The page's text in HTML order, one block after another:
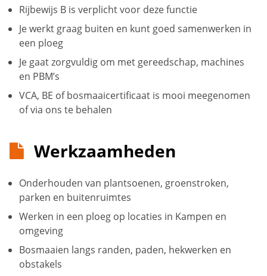
Rijbewijs B is verplicht voor deze functie
Je werkt graag buiten en kunt goed samenwerken in
een ploeg
Je gaat zorgvuldig om met gereedschap, machines
en PBM’s
VCA, BE of bosmaaicertificaat is mooi meegenomen
of via ons te behalen
Werkzaamheden
Onderhouden van plantsoenen, groenstroken,
parken en buitenruimtes
Werken in een ploeg op locaties in Kampen en
omgeving
Bosmaaien langs randen, paden, hekwerken en
obstakels